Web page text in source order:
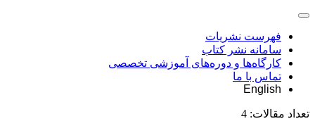
فهرست نشریات
سامانه نشر کتاب
کارگاه‌ها و دوره‌های آموزشی تخصصی
تماس با ما
English
تعداد مقالات: 4